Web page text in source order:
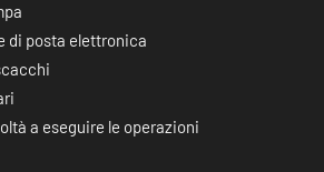
di posta elettronica
a eseguire le operazioni